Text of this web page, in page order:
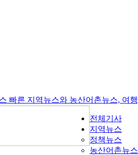
전체기사
지역뉴스
정책뉴스
농산어촌뉴스